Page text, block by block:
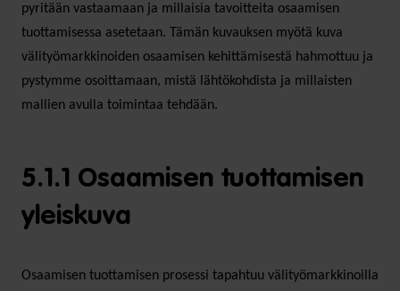
pyritään vastaamaan ja millaisia tavoitteita osaamisen
tuottamisessa asetetaan. Tämän kuvauksen myötä kuva
välityömarkkinoiden osaamisen kehittämisestä hahmottuu ja
pystymme osoittamaan, mistä lähtökohdista ja millaisten
mallien avulla toimintaa tehdään.
5.1.1 Osaamisen tuottamisen
yleiskuva
Osaamisen tuottamisen prosessi tapahtuu välityömarkkinoilla